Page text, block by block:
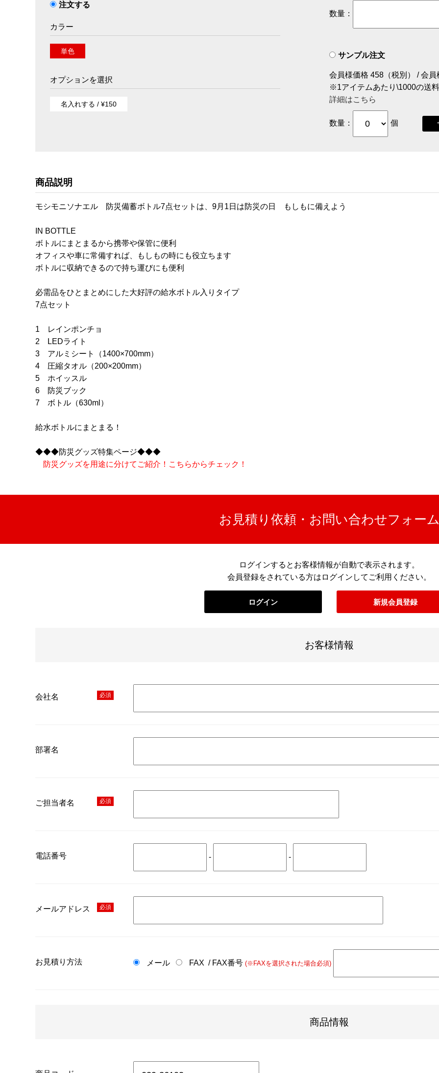
注文する
カラー
単色
オプションを選択
名入れする / ¥150
数量：
サンプル注文
会員様価格 458（税別） / 会
※1アイテムあたり\1000の送
詳細はこちら
数量： 個
商品説明
モシモニソナエル 防災備蓄ボトル7点セットは、9月1日は防災の日 もしもに備えよう
IN BOTTLE
ボトルにまとまるから携帯や保管に便利
オフィスや車に常備すれば、もしもの時にも役立ちます
ボトルに収納できるので持ち運びにも便利
必需品をひとまとめにした大好評の給水ボトル入りタイプ
7点セット
1 レインポンチョ
2 LEDライト
3 アルミシート（1400×700mm）
4 圧縮タオル（200×200mm）
5 ホイッスル
6 防災ブック
7 ボトル（630ml）
給水ボトルにまとまる！
◆◆◆防災グッズ特集ページ◆◆◆
防災グッズを用途に分けてご紹介！こちらからチェック！
お見積り依頼・お問い合わせフォー
ログインするとお客様情報が自動で表示されます。
会員登録をされている方はログインしてご利用ください。
ログイン 新規会員登録
お客様情報
会社名 必須
部署名
ご担当者名 必須
電話番号 - -
メールアドレス 必須
お見積り方法 メール FAX / FAX番号 (※FAXを選択された場合必須)
商品情報